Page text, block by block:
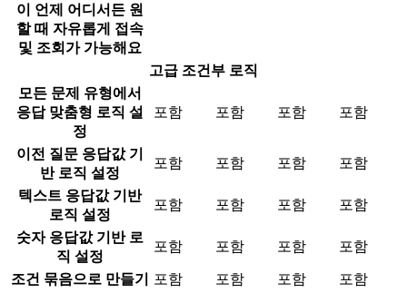
이 언제 어디서든 원
할 때 자유롭게 접속
및 조회가 가능해요
고급 조건부 로직
모든 문제 유형에서
응답 맞춤형 로직 설
정
포함 포함 포함 포함
이전 질문 응답값 기
반 로직 설정
포함 포함 포함 포함
텍스트 응답값 기반
로직 설정
포함 포함 포함 포함
숫자 응답값 기반 로
직 설정
포함 포함 포함 포함
조건 묶음으로 만들기 포함 포함 포함
포함